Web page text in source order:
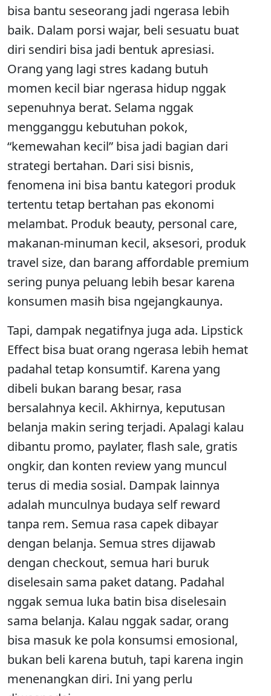
bisa bantu seseorang jadi ngerasa lebih
baik. Dalam porsi wajar, beli sesuatu buat
diri sendiri bisa jadi bentuk apresiasi.
Orang yang lagi stres kadang butuh
momen kecil biar ngerasa hidup nggak
sepenuhnya berat. Selama nggak
mengganggu kebutuhan pokok,
“kemewahan kecil” bisa jadi bagian dari
strategi bertahan. Dari sisi bisnis,
fenomena ini bisa bantu kategori produk
tertentu tetap bertahan pas ekonomi
melambat. Produk beauty, personal care,
makanan-minuman kecil, aksesori, produk
travel size, dan barang affordable premium
sering punya peluang lebih besar karena
konsumen masih bisa ngejangkaunya.
Tapi, dampak negatifnya juga ada. Lipstick
Effect bisa buat orang ngerasa lebih hemat
padahal tetap konsumtif. Karena yang
dibeli bukan barang besar, rasa
bersalahnya kecil. Akhirnya, keputusan
belanja makin sering terjadi. Apalagi kalau
dibantu promo, paylater, flash sale, gratis
ongkir, dan konten review yang muncul
terus di media sosial. Dampak lainnya
adalah munculnya budaya self reward
tanpa rem. Semua rasa capek dibayar
dengan belanja. Semua stres dijawab
dengan checkout, semua hari buruk
diselesain sama paket datang. Padahal
nggak semua luka batin bisa diselesain
sama belanja. Kalau nggak sadar, orang
bisa masuk ke pola konsumsi emosional,
bukan beli karena butuh, tapi karena ingin
menenangkan diri. Ini yang perlu